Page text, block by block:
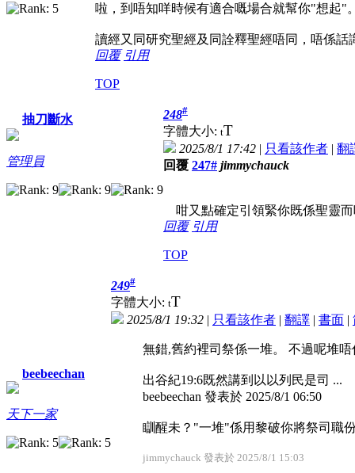
啦，到唔知咩時候有適合嘅場合就幫你"想起"
讀經又同研究聖經及同詮釋聖經唔同，唔係話
回覆 引用
TOP
抽刀斷水
管理員
248#
字體大小: tT
2025/8/1 17:42 | 只看該作者 | 翻
回覆 247# jimmychauck
咁又點確定引領緊你既係聖靈
回覆 引用
TOP
beebeechan
天下一家
249#
字體大小: tT
2025/8/1 19:32 | 只看該作者 | 翻譯 | 書面 |
無錯,舊約裡司祭係一堆。 不過呢堆
出谷紀19:6既然講到以以列民是司 ...
beebeechan 發表於 2025/8/1 06:50
瞓醒未？"一堆"係用黎破你將祭司職
jimmychauck 發表於 2025/8/1 15:03